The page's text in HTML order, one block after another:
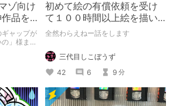
ゾ向け
品を
ャップが
」様まと
オホ声×心
ますので
初めて絵の有償依頼を受け
て１００時間以上絵を描い
た話
全然わらえねー話をします
三代目しこぼうず
42
6 9 分